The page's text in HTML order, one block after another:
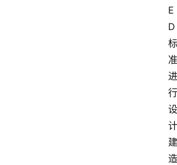
E
D
标
准
进
行
设
计
建
造